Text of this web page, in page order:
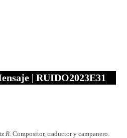
ensaje | RUIDO2023E31
R. Compositor, traductor y campanero.